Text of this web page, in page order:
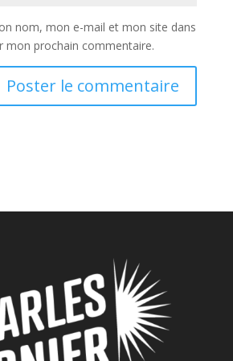
nom, mon e-mail et mon site dans
mon prochain commentaire.